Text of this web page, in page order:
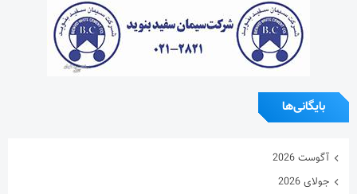
بایگانی‌ها
آگوست 2026
جولای 2026